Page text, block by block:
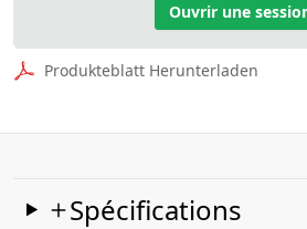
Ouvrir une
Produkteblatt Herunterladen
Spécifications